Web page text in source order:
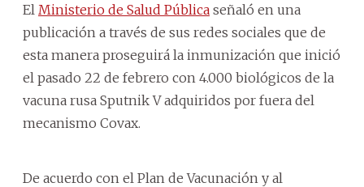
El Ministerio de Salud Pública señaló en una
publicación a través de sus redes sociales que de
esta manera proseguirá la inmunización que inició
el pasado 22 de febrero con 4.000 biológicos de la
vacuna rusa Sputnik V adquiridos por fuera del
mecanismo Covax.
De acuerdo con el Plan de Vacunación y al